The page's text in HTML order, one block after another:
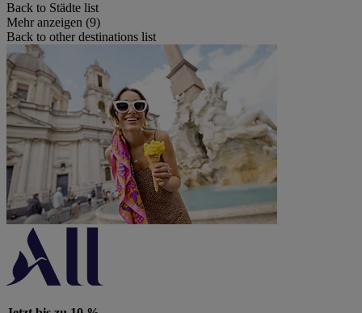
Back to Städte list
Mehr anzeigen (9)
Back to other destinations list